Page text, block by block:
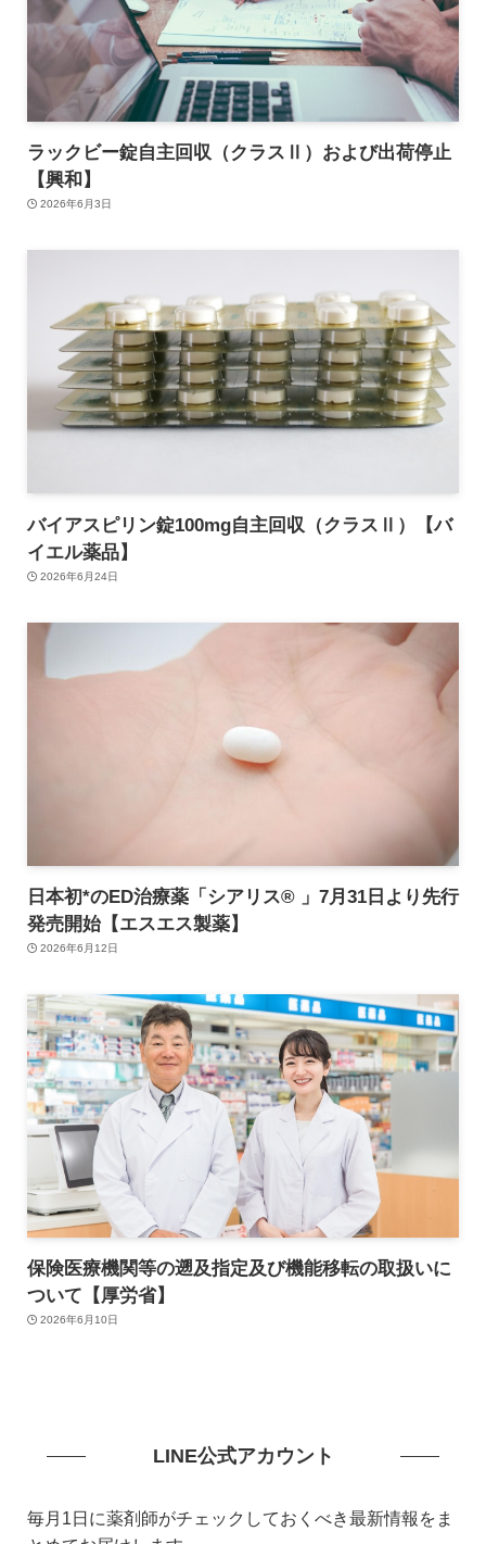
ラックビー錠自主回収（クラスⅡ）および出荷停止
【興和】
2026年6月3日
バイアスピリン錠100mg自主回収（クラスⅡ）【バ
イエル薬品】
2026年6月24日
日本初*のED治療薬「シアリス® 」7月31日より先行
発売開始【エスエス製薬】
2026年6月12日
保険医療機関等の遡及指定及び機能移転の取扱いに
ついて【厚労省】
2026年6月10日
LINE公式アカウント
毎月1日に薬剤師がチェックしておくべき最新情報をま